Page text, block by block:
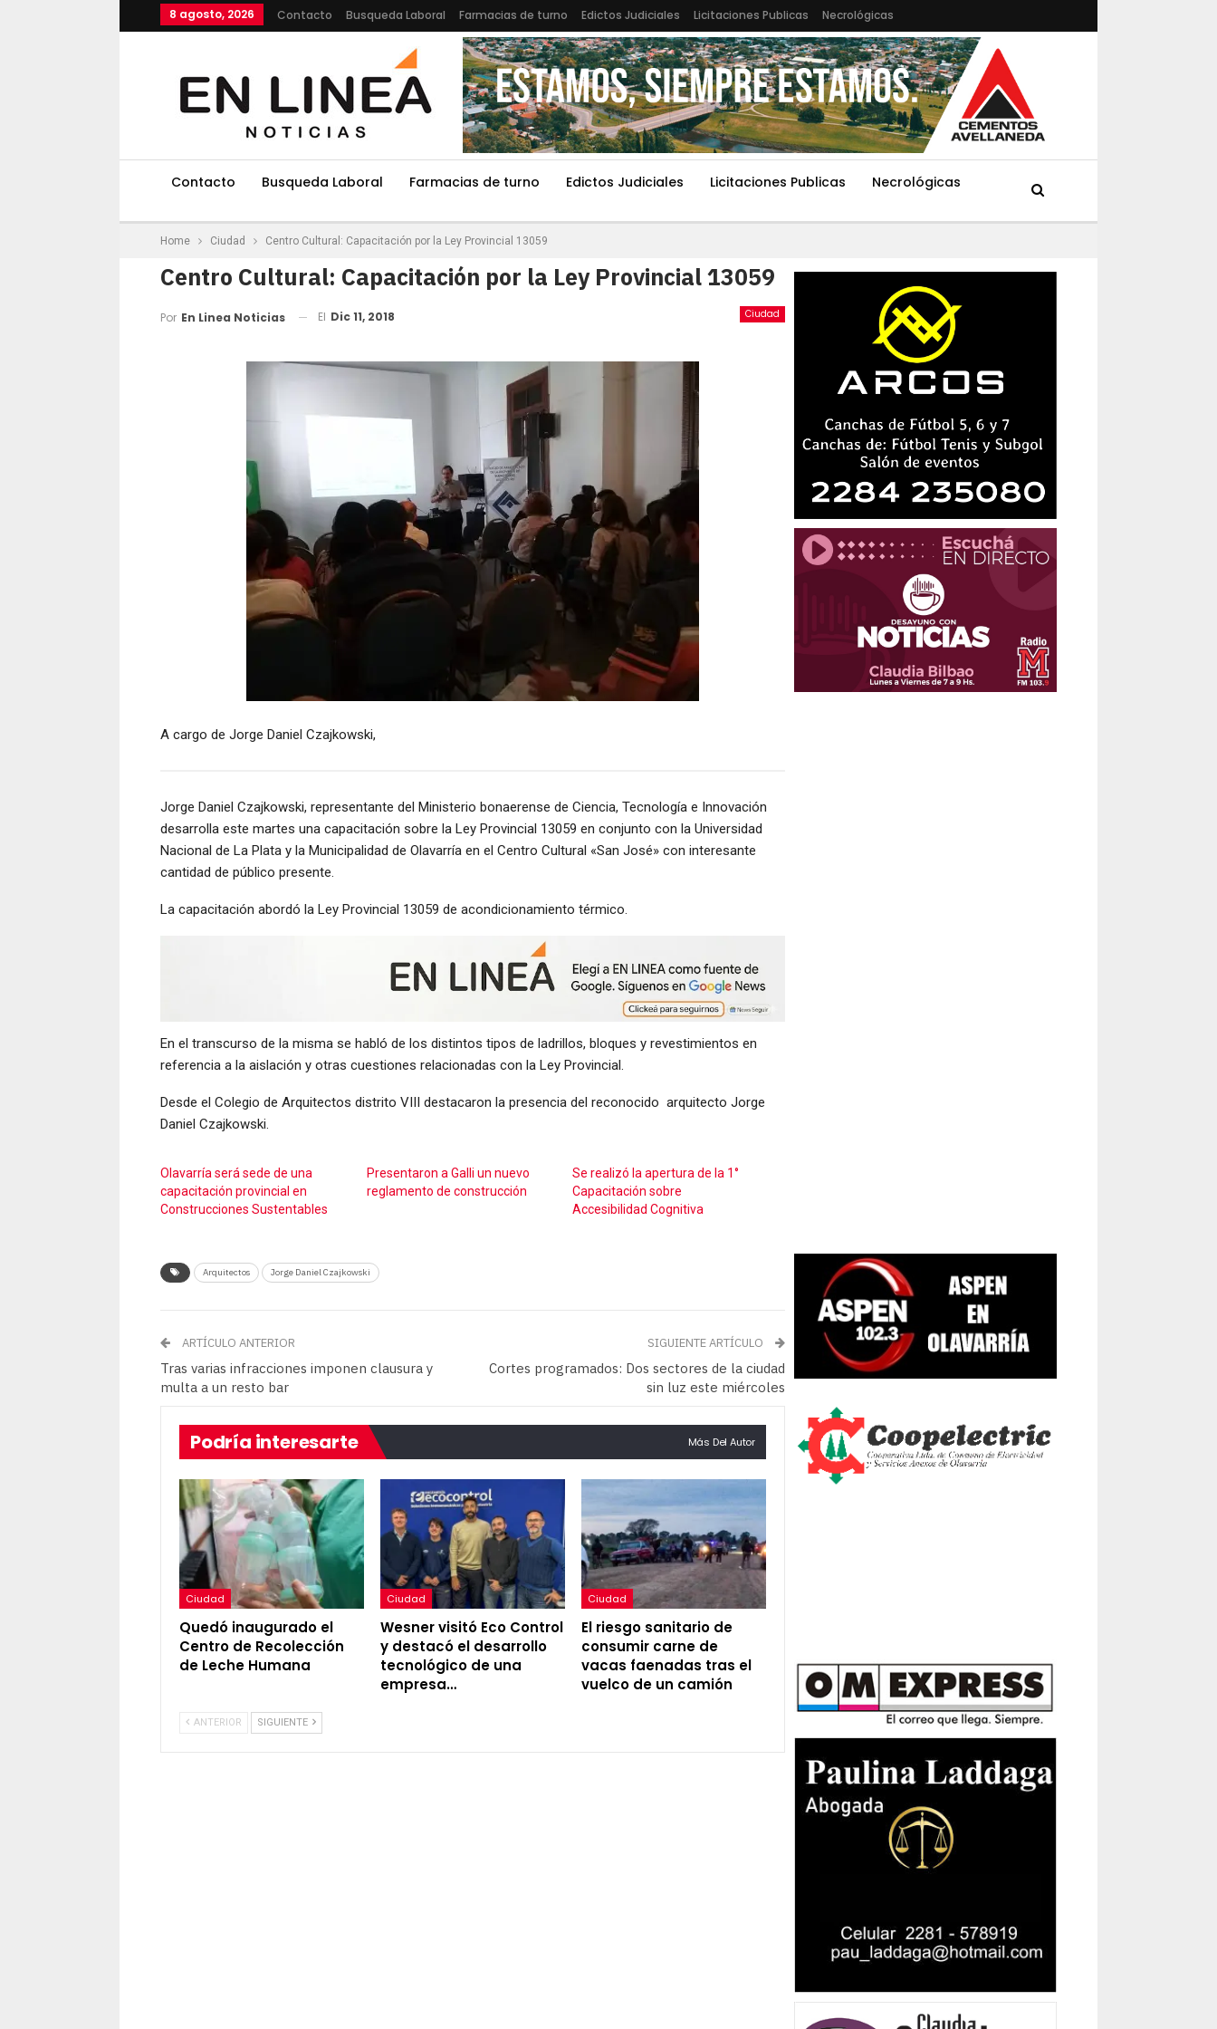
8 agosto, 2026 Contacto Busqueda Laboral Farmacias de turno Edictos Judiciales Licitaciones Publicas Necrológicas
Contacto Busqueda Laboral Farmacias de turno Edictos Judiciales Licitaciones Publicas Necrológicas
Home Ciudad Centro Cultural: Capacitación por la Ley Provincial 13059
Centro Cultural: Capacitación por la Ley Provincial 13059
Ciudad
Por En Linea Noticias El Dic 11, 2018
A cargo de Jorge Daniel Czajkowski,
Jorge Daniel Czajkowski, representante del Ministerio bonaerense de Ciencia, Tecnología e Innovación
desarrolla este martes una capacitación sobre la Ley Provincial 13059 en conjunto con la Universidad
Nacional de La Plata y la Municipalidad de Olavarría en el Centro Cultural «San José» con interesante
cantidad de público presente.
La capacitación abordó la Ley Provincial 13059 de acondicionamiento térmico.
En el transcurso de la misma se habló de los distintos tipos de ladrillos, bloques y revestimientos en
referencia a la aislación y otras cuestiones relacionadas con la Ley Provincial.
Desde el Colegio de Arquitectos distrito VIII destacaron la presencia del reconocido arquitecto Jorge
Daniel Czajkowski.
Olavarría será sede de una
capacitación provincial en
Construcciones Sustentables
Presentaron a Galli un nuevo
reglamento de construcción
Se realizó la apertura de la 1°
Capacitación sobre
Accesibilidad Cognitiva
Arquitectos Jorge Daniel Czajkowski
ARTÍCULO ANTERIOR
Tras varias infracciones imponen clausura y
multa a un resto bar
SIGUIENTE ARTÍCULO
Cortes programados: Dos sectores de la ciudad
sin luz este miércoles
Podría interesarte Más Del Autor
Ciudad
Quedó inaugurado el
Centro de Recolección
de Leche Humana
Ciudad
Wesner visitó Eco Control
y destacó el desarrollo
tecnológico de una
empresa…
Ciudad
El riesgo sanitario de
consumir carne de
vacas faenadas tras el
vuelco de un camión
ANTERIOR SIGUIENTE